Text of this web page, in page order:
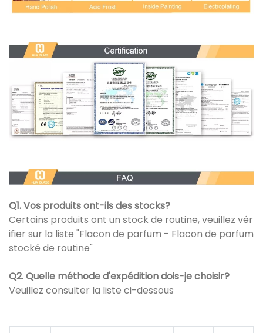
Q1. Vos produits ont-ils des stocks?
Certains produits ont un stock de routine, veuillez vér
ifier sur la liste "Flacon de parfum - Flacon de parfum
stocké de routine"
Q2. Quelle méthode d'expédition dois-je choisir?
Veuillez consulter la liste ci-dessous